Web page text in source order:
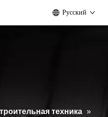
Pусский
техника »